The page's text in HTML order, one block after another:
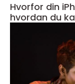
Hvorfor din
hvordan du